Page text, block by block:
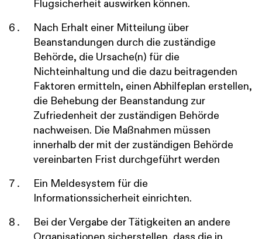
Flugsicherheit auswirken können.
Nach Erhalt einer Mitteilung über
Beanstandungen durch die zuständige
Behörde, die Ursache(n) für die
Nichteinhaltung und die dazu beitragenden
Faktoren ermitteln, einen Abhilfeplan erstellen,
die Behebung der Beanstandung zur
Zufriedenheit der zuständigen Behörde
nachweisen. Die Maßnahmen müssen
innerhalb der mit der zuständigen Behörde
vereinbarten Frist durchgeführt werden
Ein Meldesystem für die
Informationssicherheit einrichten.
Bei der Vergabe der Tätigkeiten an andere